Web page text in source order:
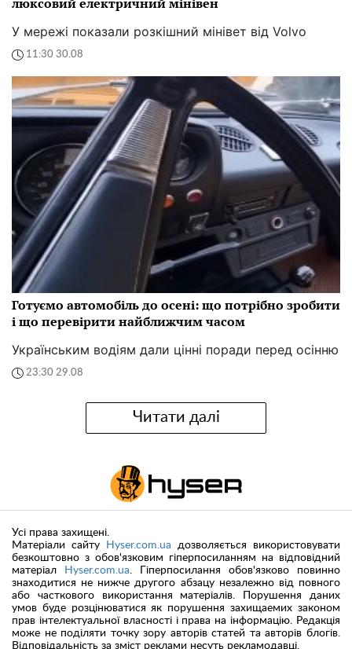
У мережі показали розкішний мінівет від Volvo
11:30 30.08
Готуємо автомобіль до осені: що потрібно зробити
і що перевірити найближчим часом
Українським водіям дали цінні поради перед осінню
23:30 29.08
Читати далі
Усі права захищені.
Матеріали сайту
Hyser.com.ua дозволяється використовувати
безкоштовно з обов'язковим гіперпосиланням на відповідний
матеріал
Hyser.com.ua . Гіперпосилання обов'язково повинно
знаходитися не нижче другого абзацу незалежно від повного
або часткового використання матеріалів. Порушення даних
умов буде розцінюватися як порушення захищаемих законом
прав інтелектуальної власності і права на інформацію. Редакція
може не поділяти точку зору авторів статей та авторів блогів.
Відповідальність за зміст реклами несуть рекламодавці.